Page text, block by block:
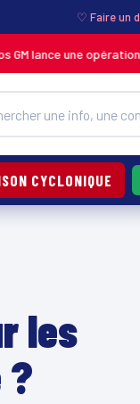
♡ Faire un
opération de terrain
CYCLONIQUE
les
?